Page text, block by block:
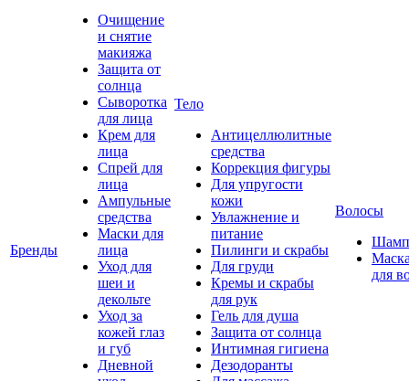
Бренды
Очищение
и снятие
макияжа
Защита от
солнца
Сыворотка
для лица
Крем для
лица
Спрей для
лица
Ампульные
средства
Маски для
лица
Уход для
шеи и
декольте
Уход за
кожей глаз
и губ
Дневной
Тело
Антицеллюлитные
средства
Коррекция фигуры
Для упругости
кожи
Увлажнение и
питание
Пилинги и скрабы
Для груди
Кремы и скрабы
для рук
Гель для душа
Защита от солнца
Интимная гигиена
Дезодоранты
Волосы
для